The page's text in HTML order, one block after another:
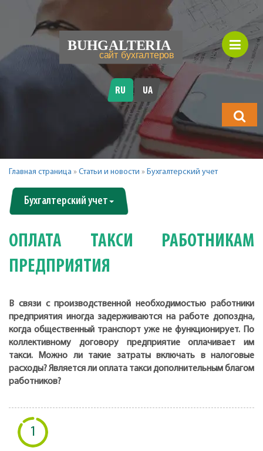
будете
искать?
RU UA
Главная страница » Статьи и новости » Бухгалтерский учет
Бухгалтерский учет
ОПЛАТА ТАКСИ РАБОТНИКАМ
ПРЕДПРИЯТИЯ
В связи с производственной необходимостью работники
предприятия иногда задерживаются на работе допоздна,
когда общественный транспорт уже не функционирует. По
коллективному договору предприятие оплачивает им
такси. Можно ли такие затраты включать в налоговые
расходы? Является ли оплата такси дополнительным благом
работников?
1